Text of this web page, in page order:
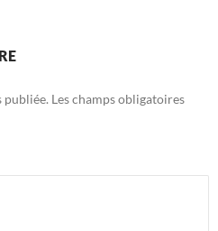
publiée. Les champs obligatoires